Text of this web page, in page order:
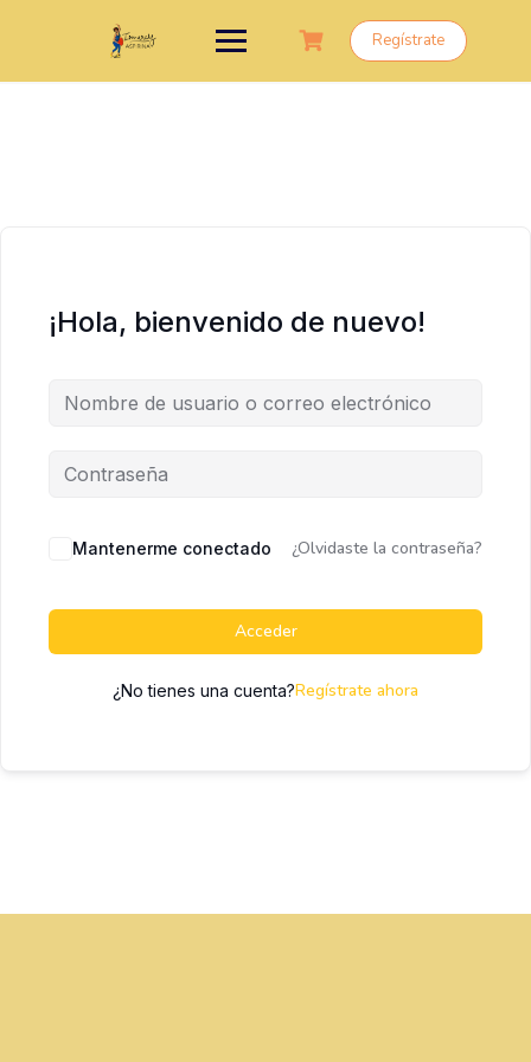
Regístrate
¡Hola, bienvenido de nuevo!
Mantenerme conectado ¿Olvidaste la contraseña?
Acceder
¿No tienes una cuenta?Regístrate ahora